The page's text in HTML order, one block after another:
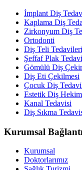
İmplant Diş
Kaplama Diş
Zirkonyum Diş
Ortodonti
Diş Teli Tedavileri
Şeffaf Plak
Gömülü Diş
Diş Eti Çekilmesi
Çocuk Diş
Estetik Diş
Kanal Tedavisi
Diş Sıkma
Kurumsal
Kurumsal
Doktorlarımız